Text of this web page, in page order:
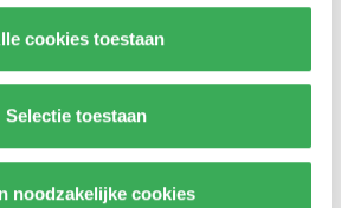
cookies toestaan
Selectie toestaan
noodzakelijke cookies
Marion Koopmans over online
bedreigingen en desinformatie:
ivoren toren uit’